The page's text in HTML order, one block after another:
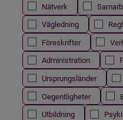
Nätverk
Vägledning
Föreskrifter
Administration
Ursprungsländer
Oegentligheter
Utbildning